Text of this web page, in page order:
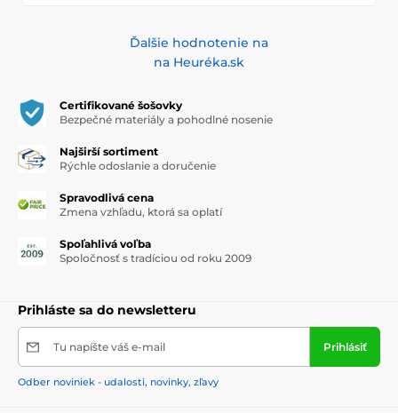
Ďalšie hodnotenie na
na Heuréka.sk
Certifikované šošovky
Bezpečné materiály a pohodlné nosenie
Najširší sortiment
Rýchle odoslanie a doručenie
Spravodlivá cena
Zmena vzhľadu, ktorá sa oplatí
Spoľahlivá voľba
Spoločnosť s tradíciou od roku 2009
Prihláste sa do newsletteru
Tu napíšte váš e-mail Prihlásiť
Odber noviniek - udalosti, novinky, zľavy